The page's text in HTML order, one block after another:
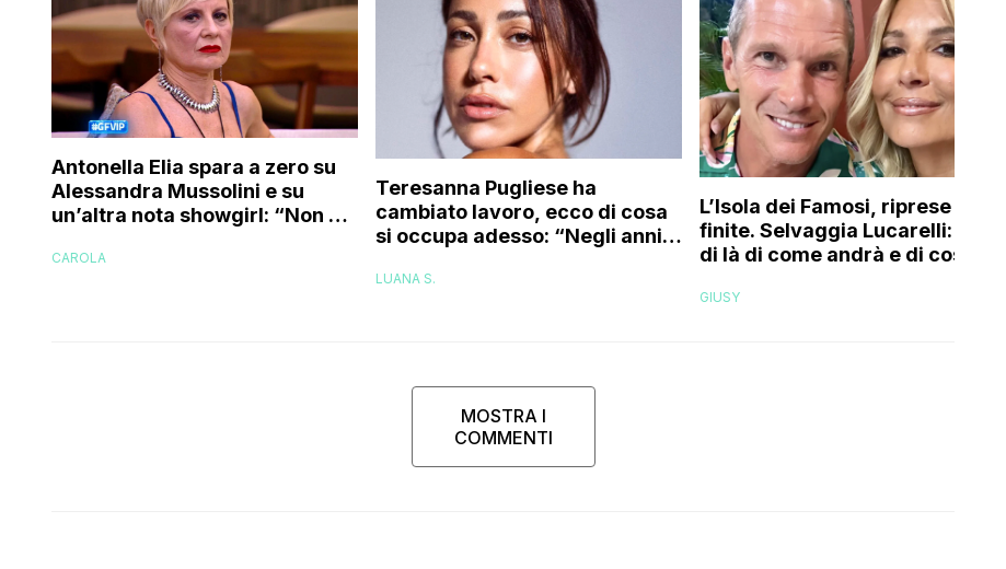
Antonella Elia spara a zero su
Alessandra Mussolini e su
un’altra nota showgirl: “Non è
brava!”
CAROLA
Teresanna Pugliese ha
cambiato lavoro, ecco di cosa
si occupa adesso: “Negli anni
ora ho deciso di…”
LUANA S.
L’Isola dei Famosi, riprese
finite. Selvaggia Lucarelli: “Al
di là di come andrà e di cosa si
essere la conduttrice”
GIUSY
MOSTRA I
COMMENTI